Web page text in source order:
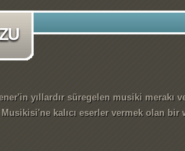
yıllardır süregelen musiki merakı
kalıcı eserler vermek olan bir